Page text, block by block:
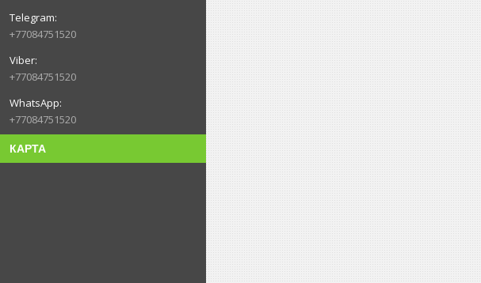
+77084751520
+77084751520
+77084751520
КАРТА